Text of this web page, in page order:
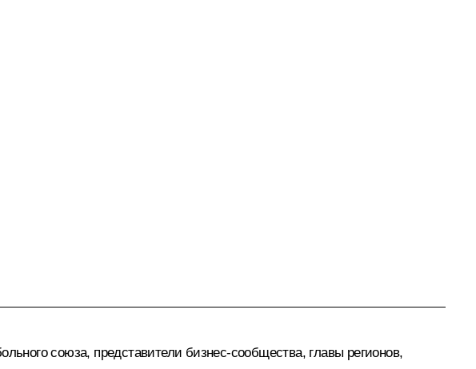
союза, представители бизнес-сообщества, главы регионов,